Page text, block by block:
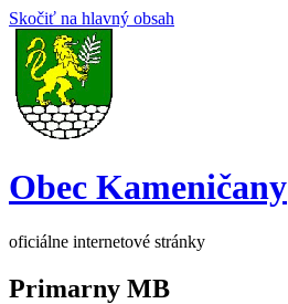
Skočiť na hlavný obsah
Obec Kameničany
oficiálne internetové stránky
Primarny MB